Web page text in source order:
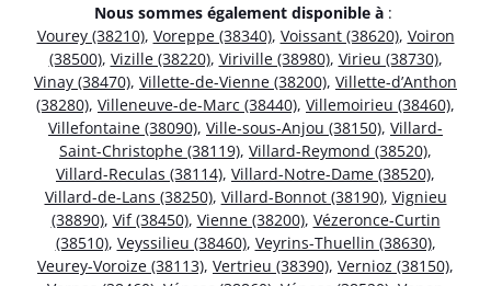
Nous sommes également disponible à :
Vourey (38210), Voreppe (38340), Voissant (38620), Voiron
(38500), Vizille (38220), Viriville (38980), Virieu (38730),
Vinay (38470), Villette-de-Vienne (38200), Villette-d’Anthon
(38280), Villeneuve-de-Marc (38440), Villemoirieu (38460),
Villefontaine (38090), Ville-sous-Anjou (38150), Villard-
Saint-Christophe (38119), Villard-Reymond (38520),
Villard-Reculas (38114), Villard-Notre-Dame (38520),
Villard-de-Lans (38250), Villard-Bonnot (38190), Vignieu
(38890), Vif (38450), Vienne (38200), Vézeronce-Curtin
(38510), Veyssilieu (38460), Veyrins-Thuellin (38630),
Veurey-Voroize (38113), Vertrieu (38390), Vernioz (38150),